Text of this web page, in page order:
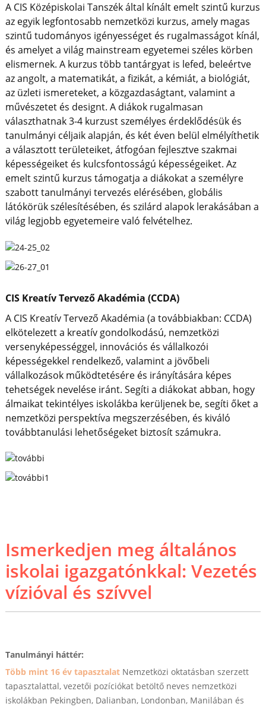
A CIS Középiskolai Tanszék által kínált emelt szintű kurzus
az egyik legfontosabb nemzetközi kurzus, amely magas
szintű tudományos igényességet és rugalmasságot kínál,
és amelyet a világ mainstream egyetemei széles körben
elismernek. A kurzus több tantárgyat is lefed, beleértve
az angolt, a matematikát, a fizikát, a kémiát, a biológiát,
az üzleti ismereteket, a közgazdaságtant, valamint a
művészetet és designt. A diákok rugalmasan
választhatnak 3-4 kurzust személyes érdeklődésük és
tanulmányi céljaik alapján, és két éven belül elmélyíthetik
a választott területeiket, átfogóan fejlesztve szakmai
képességeiket és kulcsfontosságú képességeiket. Az
emelt szintű kurzus támogatja a diákokat a személyre
szabott tanulmányi tervezés elérésében, globális
látókörük szélesítésében, és szilárd alapok lerakásában a
világ legjobb egyetemeire való felvételhez.
CIS Kreatív Tervező Akadémia (CCDA)
A CIS Kreatív Tervező Akadémia (a továbbiakban: CCDA)
elkötelezett a kreatív gondolkodású, nemzetközi
versenyképességgel, innovációs és vállalkozói
képességekkel rendelkező, valamint a jövőbeli
vállalkozások működtetésére és irányítására képes
tehetségek nevelése iránt. Segíti a diákokat abban, hogy
álmaikat tekintélyes iskolákba kerüljenek be, segíti őket a
nemzetközi perspektíva megszerzésében, és kiváló
továbbtanulási lehetőségeket biztosít számukra.
Ismerkedjen meg általános
iskolai igazgatónkkal: Vezetés
vízióval és szívvel
Tanulmányi háttér:
Több mint 16 év tapasztalatNemzetközi oktatásban szerzett
tapasztalattal, vezetői pozíciókat betöltő neves nemzetközi
iskolákban Pekingben, Dalianban, Londonban, Manilában és